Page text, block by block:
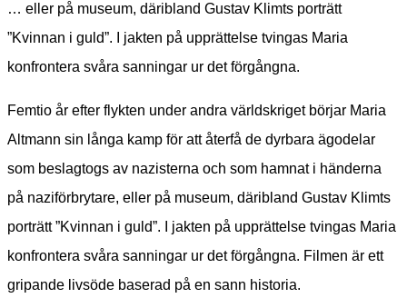
… eller på museum, däribland Gustav Klimts porträtt
”Kvinnan i guld”. I jakten på upprättelse tvingas Maria
konfrontera svåra sanningar ur det förgångna.
Femtio år efter flykten under andra världskriget börjar Maria
Altmann sin långa kamp för att återfå de dyrbara ägodelar
som beslagtogs av nazisterna och som hamnat i händerna
på naziförbrytare, eller på museum, däribland Gustav Klimts
porträtt ”Kvinnan i guld”. I jakten på upprättelse tvingas Maria
konfrontera svåra sanningar ur det förgångna. Filmen är ett
gripande livsöde baserad på en sann historia.